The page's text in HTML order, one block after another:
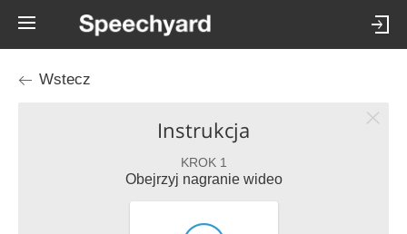
Wstecz
Instrukcja
KROK 1
Obejrzyj nagranie wideo